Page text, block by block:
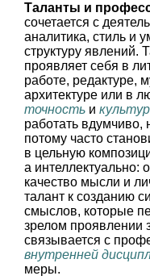
Таланты и
сочетается с
аналитика, стиль и
структуру явлений.
проявляет себя в
работе, редактуре,
архитектуре или в
точность и
работать
потому часто
в цельную
а интеллектуально:
качество мысли и
талант к созданию
смыслов, которые
зрелом проявлении
связывается с
внутренней
меры.